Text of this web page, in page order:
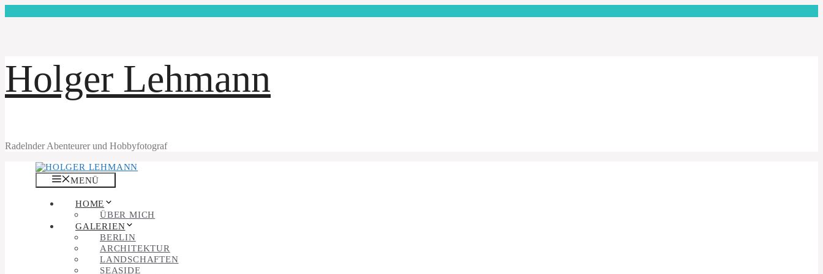
Inhalt
Holger Lehmann
Radelnder Abenteurer und Hobbyfotograf
MENÜ
HOME
ÜBER MICH
GALERIEN
BERLIN
ARCHITEKTUR
LANDSCHAFTEN
SEASIDE